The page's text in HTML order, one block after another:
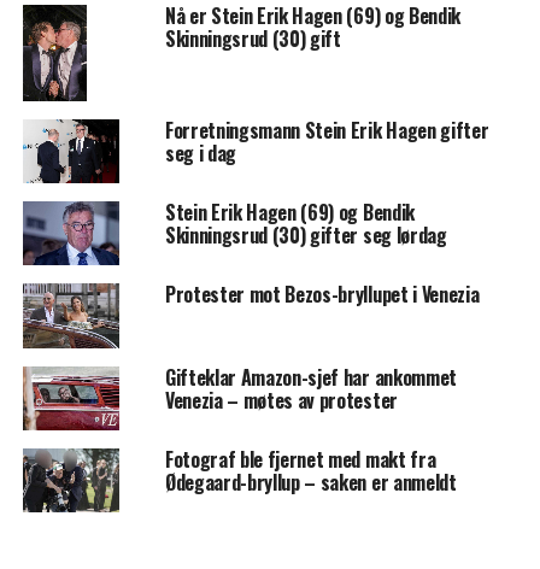
Nå er Stein Erik Hagen (69) og Bendik
Skinningsrud (30) gift
Forretningsmann Stein Erik Hagen gifter
seg i dag
Stein Erik Hagen (69) og Bendik
Skinningsrud (30) gifter seg lørdag
Protester mot Bezos-bryllupet i Venezia
Gifteklar Amazon-sjef har ankommet
Venezia – møtes av protester
Fotograf ble fjernet med makt fra
Ødegaard-bryllup – saken er anmeldt